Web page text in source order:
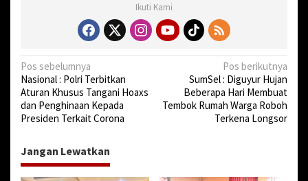
Ikuti Kami
N
a
v
i
g
a
Pos sebelumnya
Nasional : Polri Terbitkan
Aturan Khusus Tangani Hoaxs
dan Penghinaan Kepada
Presiden Terkait Corona
Pos berikutnya
SumSel : Diguyur Hujan
Beberapa Hari Membuat
Tembok Rumah Warga Roboh
Terkena Longsor
Jangan Lewatkan